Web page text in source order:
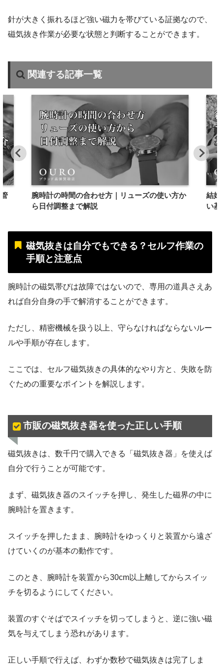
針が大きく振れるほど強い磁力を帯びている証拠なので、
磁気抜き作業が必要な状態と判断することができます。
関連する記事一覧
腕時計の時間の合わせ方｜リューズの使い方か
ら日付調整まで解説
結
い
磁気抜きは自分でもできる？セルフ作業の
手順と注意点
腕時計の磁気帯びは故障ではないので、専用の道具さえあ
れば自分自身の手で解消することができます。
ただし、精密機械を扱う以上、守らなければならないルー
ルや手順が存在します。
ここでは、セルフ磁気抜きの具体的なやり方と、失敗を防
ぐための重要なポイントを解説します。
市販の磁気抜き器を使った正しい手順
磁気抜きは、数千円で購入できる「磁気抜き器」を使えば
自分で行うことが可能です。
まず、磁気抜き器のスイッチを押し、発生した磁界の中に
腕時計を置きます。
スイッチを押したまま、腕時計をゆっくりと装置から遠ざ
けていくのが基本の動作です。
このとき、腕時計を装置から30cm以上離してからスイッ
チを切るようにしてください。
装置のすぐそばでスイッチを切ってしまうと、逆に強い磁
気を与えてしまう恐れがあります。
正しい手順で行えば、わずか数秒で磁気抜きは完了しま